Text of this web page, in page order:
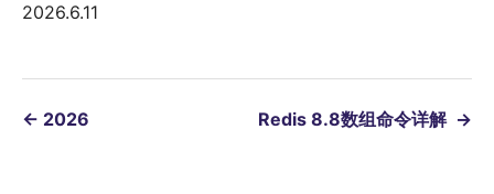
2026.6.11
← 2026 Redis 8.8数组命令详解 →